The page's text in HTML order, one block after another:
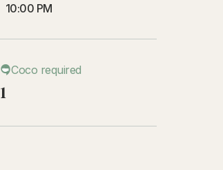
10:00 PM
Coco required
1